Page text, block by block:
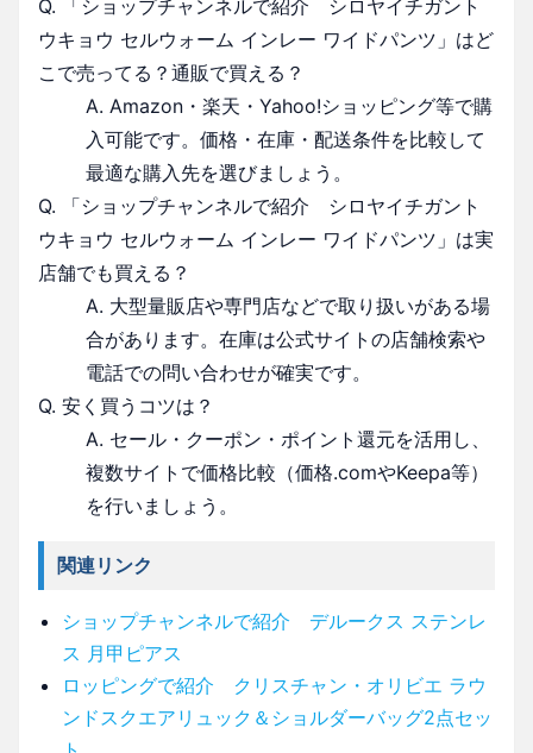
Q. 「ショップチャンネルで紹介 シロヤイチガント
ウキョウ セルウォーム インレー ワイドパンツ」はど
こで売ってる？通販で買える？
A. Amazon・楽天・Yahoo!ショッピング等で購
入可能です。価格・在庫・配送条件を比較して
最適な購入先を選びましょう。
Q. 「ショップチャンネルで紹介 シロヤイチガント
ウキョウ セルウォーム インレー ワイドパンツ」は実
店舗でも買える？
A. 大型量販店や専門店などで取り扱いがある場
合があります。在庫は公式サイトの店舗検索や
電話での問い合わせが確実です。
Q. 安く買うコツは？
A. セール・クーポン・ポイント還元を活用し、
複数サイトで価格比較（価格.comやKeepa等）
を行いましょう。
関連リンク
ショップチャンネルで紹介 デルークス ステンレ
ス 月甲ピアス
ロッピングで紹介 クリスチャン・オリビエ ラウ
ンドスクエアリュック＆ショルダーバッグ2点セッ